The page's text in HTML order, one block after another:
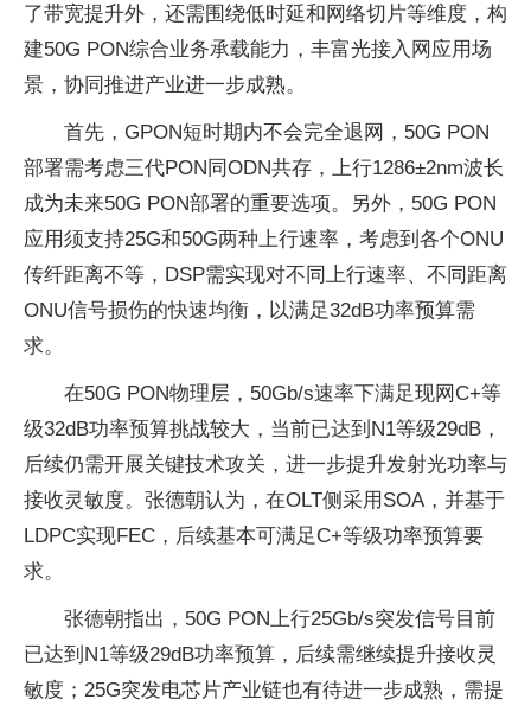
了带宽提升外，还需围绕低时延和网络切片等维度，构
建50G PON综合业务承载能力，丰富光接入网应用场
景，协同推进产业进一步成熟。
首先，GPON短时期内不会完全退网，50G PON
部署需考虑三代PON同ODN共存，上行1286±2nm波长
成为未来50G PON部署的重要选项。另外，50G PON
应用须支持25G和50G两种上行速率，考虑到各个ONU
传纤距离不等，DSP需实现对不同上行速率、不同距离
ONU信号损伤的快速均衡，以满足32dB功率预算需
求。
在50G PON物理层，50Gb/s速率下满足现网C+等
级32dB功率预算挑战较大，当前已达到N1等级29dB，
后续仍需开展关键技术攻关，进一步提升发射光功率与
接收灵敏度。张德朝认为，在OLT侧采用SOA，并基于
LDPC实现FEC，后续基本可满足C+等级功率预算要
求。
张德朝指出，50G PON上行25Gb/s突发信号目前
已达到N1等级29dB功率预算，后续需继续提升接收灵
敏度；25G突发电芯片产业链也有待进一步成熟，需提